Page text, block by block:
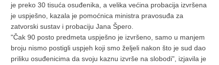
je preko 30 tisuća osuđenika, a velika većina probacija izvršena
je uspješno, kazala je pomoćnica ministra pravosuđa za
zatvorski sustav i probaciju Jana Špero.
"Čak 90 posto predmeta uspješno je izvršeno, samo u manjem
broju nismo postigli uspjeh koji smo željeli nakon što je sud dao
priliku osuđenicima da svoju kaznu izvrše na slobodi", izjavila je